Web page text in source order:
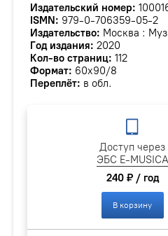
Издательский номер:
ISMN: 979-0-706359-05-2
Издательство: Москва :
Год издания: 2020
Кол-во страниц: 112
Формат: 60х90/8
Переплёт: в обл.
Доступ через
ЭБС E-MUSICA
240 ₽ / год
В корзину